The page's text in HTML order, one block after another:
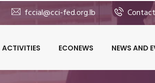
fccial@cci-fed.org.lb
ACTIVITIES ECONEWS NEWS AND